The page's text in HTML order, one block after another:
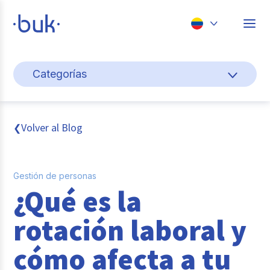
Perú
Categorías
Cultura y bienestar laboral
Gestión de personas
Pago de nómina
Buk
Transformación digital
Tendencias y Data
❮Volver al Blog
Gestión de personas
¿Qué es la
rotación laboral y
cómo afecta a tu